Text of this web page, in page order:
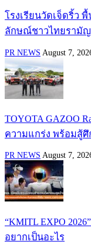
โรงเรียนวัดเจ็ดริ้ว
ลักษณ์ชาวไทยรามัญ
PR NEWS August 7,
TOYOTA GAZOO
ความแกร่ง พร้อมสู้ศึ
PR NEWS August 7,
“KMITL EXPO
อยากเป็นอะไร